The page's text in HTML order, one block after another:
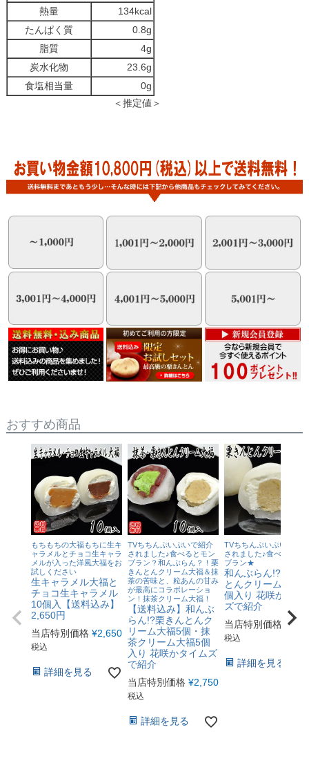
熱量
134kcal
たんぱく質
0.8g
脂質
4g
炭水化物
23.6g
食塩相当量
0g
＜推定値＞
おすすめ商品
もちもちの大福もちに生キ
ャラメルとチョコ生キャラ
メルが入った洋風大福をお
試しください
生キャラメル大福と
チョコ生キャラメル
10個入【送料込み】
2,650円
当店特別価格 ¥2,650
税込
詳細を見る
TVちちんぷいぷいで紹介
されました♪食べるとモン
ブラン？和んぶらん？！栗
きんとんクリーム大福＆抹
茶の苦味と、粒あんの甘み
が最高にコラボレーショ
ン！抹茶クリーム大福！
【送料込み】和んぶ
らん!?栗きんとんク
リーム大福5個・抹
茶クリーム大福5個
入り 花咲かタイムズ
で紹介
当店特別価格 ¥2,750
税込
詳細を見る
TVちちんぷいぷいで紹介
されました♪食べるとモ
ブラン★
和んぶらん!?栗きん
とんクリーム大福6
個入り 花咲かタイ
ズで紹介
当店特別価格
¥
税込
詳細を見る